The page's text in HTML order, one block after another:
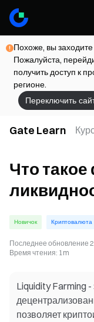
Похоже, вы
Пожалуйста,
получить доступ к
регионе.
Переключить
Gate Learn
Что
Новичок Криптовалюта
Последнее обновление
Время чтения: 1m
Liquidity Farming
позволяет